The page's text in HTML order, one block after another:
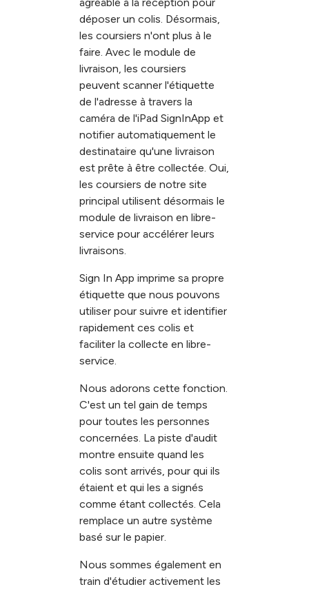
agréable à la réception pour
déposer un colis. Désormais,
les coursiers n'ont plus à le
faire. Avec le module de
livraison, les coursiers
peuvent scanner l'étiquette
de l'adresse à travers la
caméra de l'iPad SignInApp et
notifier automatiquement le
destinataire qu'une livraison
est prête à être collectée. Oui,
les coursiers de notre site
principal utilisent désormais le
module de livraison en libre-
service pour accélérer leurs
livraisons.
Sign In App imprime sa propre
étiquette que nous pouvons
utiliser pour suivre et identifier
rapidement ces colis et
faciliter la collecte en libre-
service.
Nous adorons cette fonction.
C'est un tel gain de temps
pour toutes les personnes
concernées. La piste d'audit
montre ensuite quand les
colis sont arrivés, pour qui ils
étaient et qui les a signés
comme étant collectés. Cela
remplace un autre système
basé sur le papier.
Nous sommes également en
train d'étudier activement les